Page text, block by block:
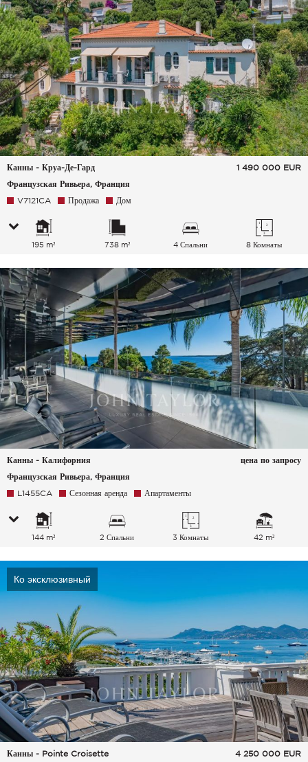
Канны - Круа-Де-Гард
Французская Ривьера, Франция
1 490 000 EUR
V7121CA Продажа Дом
195 m² 738 m² 4 Спальни 8 Комнаты
Канны - Калифорния
Французская Ривьера, Франция
цена по запросу
L1455CA Сезонная аренда Апартаменты
144 m² 2 Спальни 3 Комнаты 42 m²
Ко эксклюзивный
Канны - Pointe Croisette
4 250 000 EUR